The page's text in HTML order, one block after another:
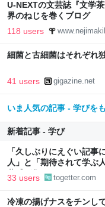
U-NEXTの文芸誌『文学
界のねじを巻くブログ
118 users
細菌と古細菌はそれぞれ
41 users gigazine.net
いま人気の記事 - 学びを
新着記事 - 学び
「久しぶりにえぐい記事
人」と「期待されて学ぶ
共感が集まる
33 users togetter.com
冷凍の揚げナスをチンし